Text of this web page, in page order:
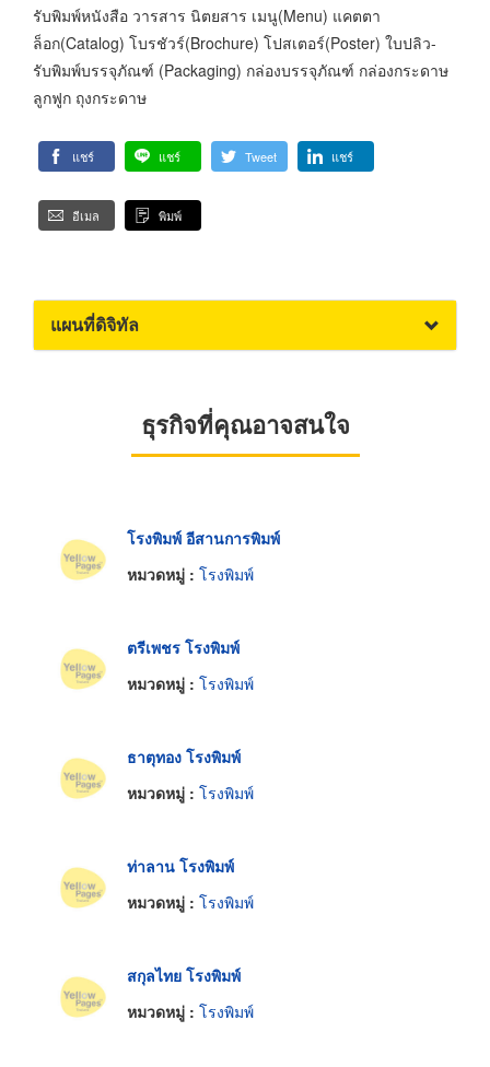
รับพิมพ์หนังสือ วารสาร นิตยสาร เมนู(Menu) แคตตา
ล็อก(Catalog) โบรชัวร์(Brochure) โปสเตอร์(Poster) ใบปลิว-
รับพิมพ์บรรจุภัณฑ์ (Packaging) กล่องบรรจุภัณฑ์ กล่องกระดาษ
ลูกฟูก ถุงกระดาษ
แชร์ แชร์ Tweet แชร์
อีเมล พิมพ์
แผนที่ดิจิทัล
ธุรกิจที่คุณอาจสนใจ
โรงพิมพ์ อีสานการพิมพ์
หมวดหมู่ : โรงพิมพ์
ตรีเพชร โรงพิมพ์
หมวดหมู่ : โรงพิมพ์
ธาตุทอง โรงพิมพ์
หมวดหมู่ : โรงพิมพ์
ท่าลาน โรงพิมพ์
หมวดหมู่ : โรงพิมพ์
สกุลไทย โรงพิมพ์
หมวดหมู่ : โรงพิมพ์